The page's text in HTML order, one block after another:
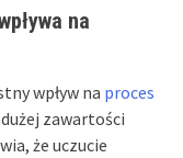
na
wpływ na proces
zawartości
że uczucie